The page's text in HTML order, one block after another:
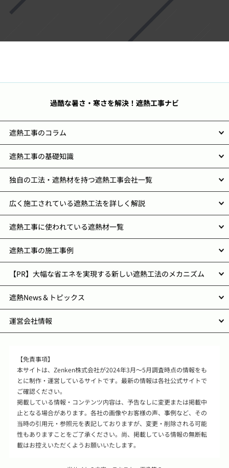
過酷な暑さ・寒さを解決！遮熱工事ナビ
遮熱工事のコラム
遮熱工事の基礎知識
独自の工法・遮熱材を持つ遮熱工事会社一覧
広く施工されている遮熱工法を詳しく解説
遮熱工事に使われている遮熱材一覧
遮熱工事の施工事例
【PR】大幅な省エネを実現する新しい遮熱工法のメカニズム
遮熱News＆トピックス
運営会社情報
【免責事項】
本サイトは、Zenken株式会社が2024年3月～5月調査時点の情報をも
とに制作・運営しているサイトです。最新の情報は各社公式サイトで
ご確認ください。
掲載している情報・コンテンツ内容は、予告なしに変更または掲載中
止となる場合があります。各社の画像やお客様の声、事例など、その
当時の引用元・参照元を表記しておりますが、変更・削除される可能
性もありますことをご了承ください。尚、掲載している情報の無断転
載はお控えいただくようお願いいたします。